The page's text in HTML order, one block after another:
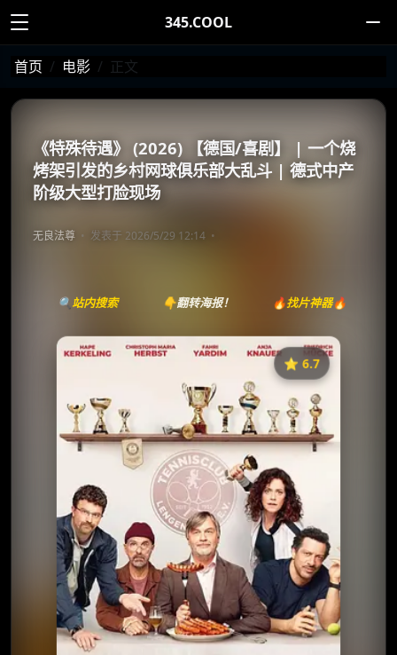
345.COOL
首页 电影 正文
《特殊待遇》 (2026) 【德国/喜剧】 | 一个烧
烤架引发的乡村网球俱乐部大乱斗 | 德式中产
阶级大型打脸现场
无良法尊 发表于 2026/5/29 12:14
🔍站内搜索 👇翻转海报！ 🔥找片神器🔥
⭐️ 6.7
《Extrawurst》
⭐️ 评分：6.7 | 🎬 2026年
夸克网盘
百度网盘